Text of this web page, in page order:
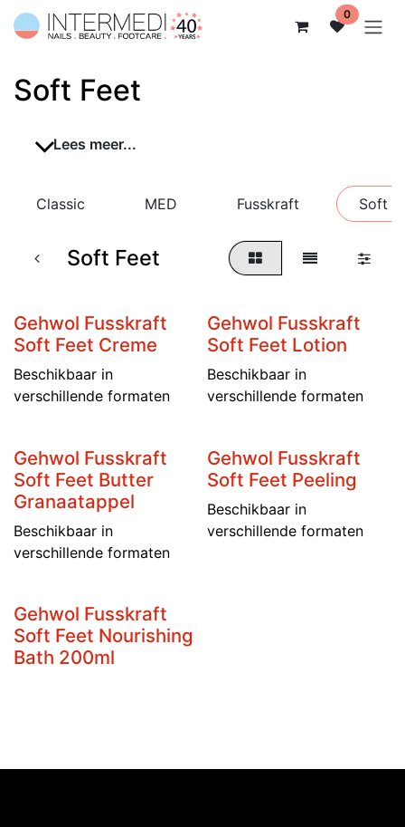
Overslaan naar inhoud 0
Soft Feet
Lees meer...
Classic MED Fusskraft Soft
Soft Feet
Gehwol Fusskraft
Soft Feet Creme
Beschikbaar in
verschillende formaten
Gehwol Fusskraft
Soft Feet Lotion
Beschikbaar in
verschillende formaten
Gehwol Fusskraft
Soft Feet Butter
Granaatappel
Beschikbaar in
verschillende formaten
Gehwol Fusskraft
Soft Feet Peeling
Beschikbaar in
verschillende formaten
Gehwol Fusskraft
Soft Feet Nourishing
Bath 200ml